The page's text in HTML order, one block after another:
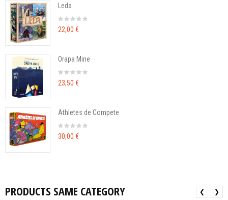
Leda
22,00 €
Orapa Mine
23,50 €
Athletes de Compete
30,00 €
PRODUCTS SAME CATEGORY ❮ ❯